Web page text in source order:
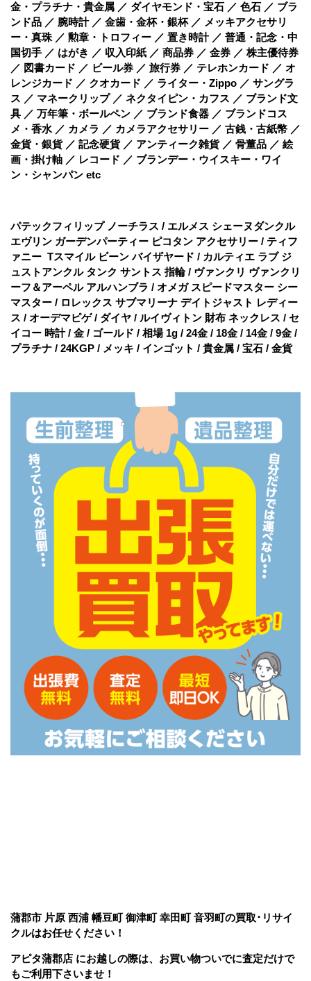
金・プラチナ・貴金属 ／ ダイヤモンド・宝石 ／ 色石 ／ ブラ
ンド品 ／ 腕時計 ／ 金歯・金杯・銀杯 ／ メッキアクセサリ
ー・真珠 ／ 勲章・トロフィー ／ 置き時計 ／ 普通・記念・中
国切手 ／ はがき ／ 収入印紙 ／ 商品券 ／ 金券 ／ 株主優待券
／ 図書カード ／ ビール券 ／ 旅行券 ／ テレホンカード ／ オ
レンジカード ／ クオカード ／ ライター・Zippo ／ サングラ
ス ／ マネークリップ ／ ネクタイピン・カフス ／ ブランド文
具 ／ 万年筆・ボールペン ／ ブランド食器 ／ ブランドコス
メ・香水 ／ カメラ ／ カメラアクセサリー ／ 古銭・古紙幣 ／
金貨・銀貨 ／ 記念硬貨 ／ アンティーク雑貨 ／ 骨董品 ／ 絵
画・掛け軸 ／ レコード ／ ブランデー・ウイスキー・ワイ
ン・シャンパン etc
パテックフィリップ ノーチラス / エルメス シェーヌダンクル
エヴリン ガーデンパーティー ピコタン アクセサリー / ティフ
ァニー Tスマイル ビーン バイザヤード / カルティエ ラブ ジ
ュストアンクル タンク サントス 指輪 / ヴァンクリ ヴァンクリ
ーフ＆アーペル アルハンブラ / オメガ スピードマスター シー
マスター / ロレックス サブマリーナ デイトジャスト レディー
ス / オーデマピゲ / ダイヤ / ルイヴィトン 財布 ネックレス / セ
イコー 時計 / 金 / ゴールド / 相場 1g / 24金 / 18金 / 14金 / 9金 /
プラチナ / 24KGP / メッキ / インゴット / 貴金属 / 宝石 / 金貨
蒲郡市 片原 西浦 幡豆町 御津町 幸田町 音羽町の買取･リサイ
クルはお任せください！
アピタ蒲郡店 にお越しの際は、お買い物ついでに査定だけで
もご利用下さいませ！